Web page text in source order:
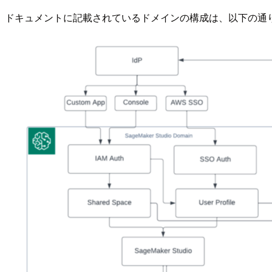
ドキュメントに記載されているドメインの構成は、以下の通